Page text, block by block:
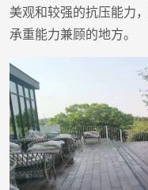
美观和较强的抗压能力
承重能力兼顾的地方。